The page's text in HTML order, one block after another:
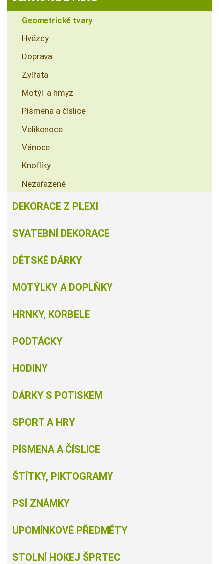
Geometrické tvary
Hvězdy
Doprava
Zvířata
Motýli a hmyz
Písmena a číslice
Velikonoce
Vánoce
Knoflíky
Nezařazené
DEKORACE Z PLEXI
SVATEBNÍ DEKORACE
DĚTSKÉ DÁRKY
MOTÝLKY A DOPLŇKY
HRNKY, KORBELE
PODTÁCKY
HODINY
DÁRKY S POTISKEM
SPORT A HRY
PÍSMENA A ČÍSLICE
ŠTÍTKY, PIKTOGRAMY
PSÍ ZNÁMKY
UPOMÍNKOVÉ PŘEDMĚTY
STOLNÍ HOKEJ ŠPRTEC